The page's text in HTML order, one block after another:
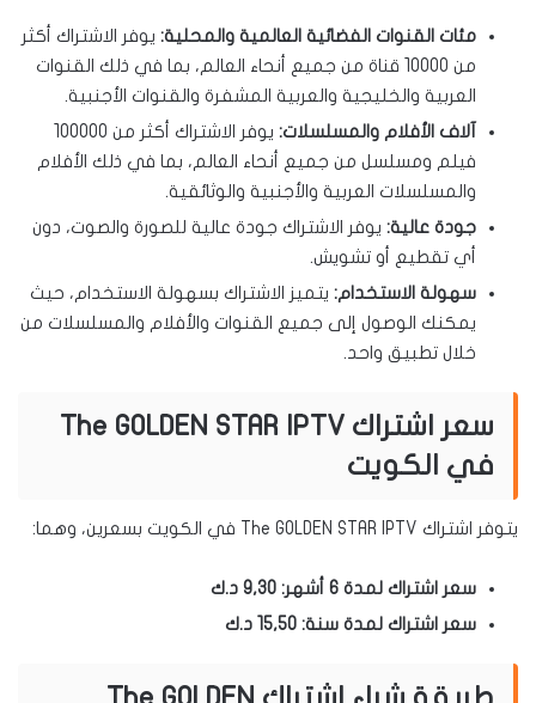
مئات القنوات الفضائية العالمية والمحلية: يوفر الاشتراك أكثر
من 10000 قناة من جميع أنحاء العالم، بما في ذلك القنوات
العربية والخليجية والعربية المشفرة والقنوات الأجنبية.
آلاف الأفلام والمسلسلات:
يوفر الاشتراك أكثر من 100000
فيلم ومسلسل من جميع أنحاء العالم، بما في ذلك الأفلام
والمسلسلات العربية والأجنبية والوثائقية.
جودة عالية: يوفر الاشتراك جودة عالية للصورة والصوت، دون
أي تقطيع أو تشويش.
سهولة الاستخدام: يتميز الاشتراك بسهولة الاستخدام، حيث
يمكنك الوصول إلى جميع القنوات والأفلام والمسلسلات من
خلال تطبيق واحد.
سعر اشتراك The GOLDEN STAR IPTV
في الكويت
يتوفر اشتراك The GOLDEN STAR IPTV في الكويت بسعرين، وهما:
سعر اشتراك لمدة 6 أشهر: 9,30 د.ك
سعر اشتراك لمدة سنة: 15,50 د.ك